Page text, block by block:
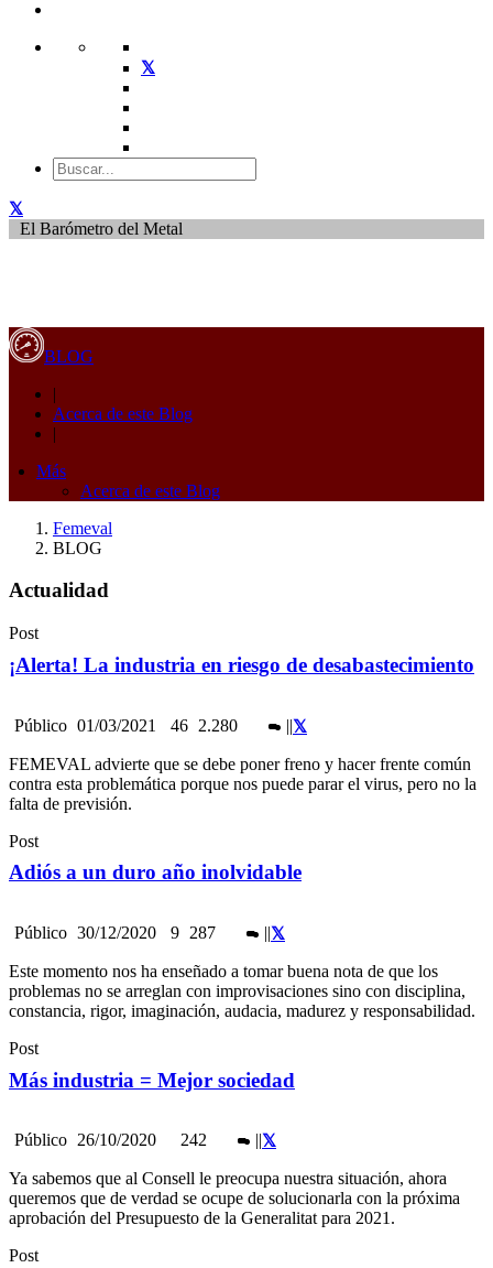
El Barómetro del Metal
BLOG
|
Acerca de este Blog
|
Más
Acerca de este Blog
Femeval
BLOG
Actualidad
Post
¡Alerta! La industria en riesgo de desabastecimiento
Público 01/03/2021 46 2.280 ||
FEMEVAL advierte que se debe poner freno y hacer frente común
contra esta problemática porque nos puede parar el virus, pero no la
falta de previsión.
Post
Adiós a un duro año inolvidable
Público 30/12/2020 9 287 ||
Este momento nos ha enseñado a tomar buena nota de que los
problemas no se arreglan con improvisaciones sino con disciplina,
constancia, rigor, imaginación, audacia, madurez y responsabilidad.
Post
Más industria = Mejor sociedad
Público 26/10/2020 242
Ya sabemos que al Consell le preocupa nuestra situación, ahora
queremos que de verdad se ocupe de solucionarla con la próxima
aprobación del Presupuesto de la Generalitat para 2021.
Post